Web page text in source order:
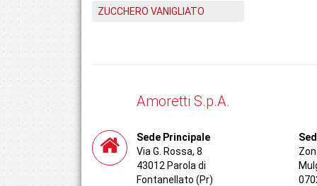
ZUCCHERO VANIGLIATO
Amoretti S.p.A.
Sede Principale
Via G. Rossa, 8
43012 Parola di
Fontanellato (Pr)